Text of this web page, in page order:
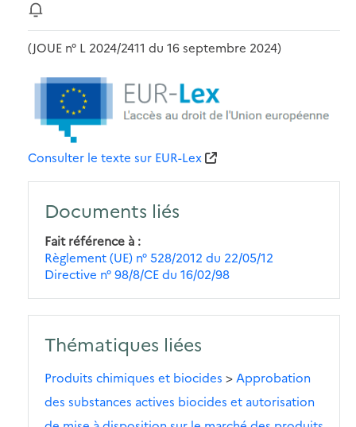
(JOUE n° L 2024/2411 du 16 septembre 2024)
Consulter le texte sur EUR-Lex
Documents liés
Fait référence à
Règlement (UE) n° 528/2012 du 22/05/12
Directive n° 98/8/CE du 16/02/98
Thématiques liées
Produits chimiques et biocides > Approbation
des substances actives biocides et autorisation